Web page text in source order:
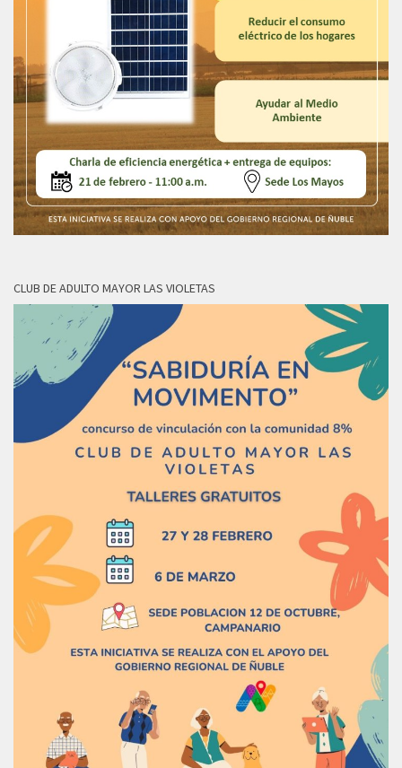
CLUB DE ADULTO MAYOR LAS VIOLETAS